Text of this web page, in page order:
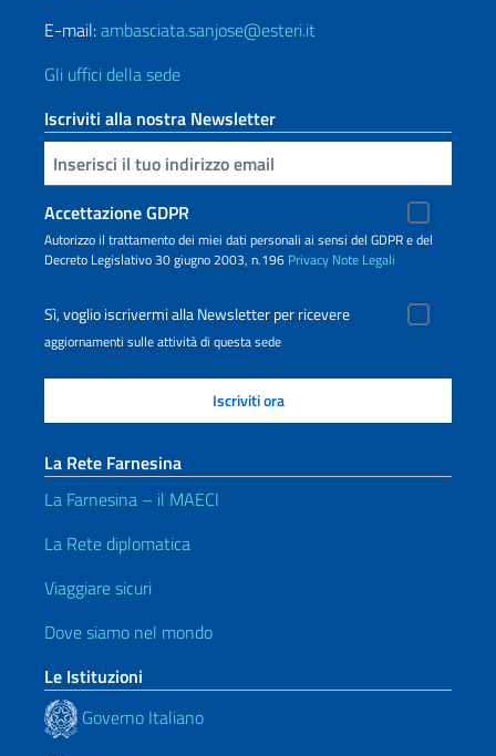
E-mail:ambasciata.sanjose@esteri.it
Gli uffici della sede
Iscriviti alla nostra Newsletter
Inserisci la tua email
Accettazione GDPR
Autorizzo il trattamento dei miei dati personali ai sensi del GDPR e del
Decreto Legislativo 30 giugno 2003, n.196 Privacy Note Legali
Sì, voglio iscrivermi alla Newsletter per ricevere
aggiornamenti sulle attività di questa sede
La Rete Farnesina
La Farnesina – il MAECI
La Rete diplomatica
Viaggiare sicuri
Dove siamo nel mondo
Le Istituzioni
Governo Italiano